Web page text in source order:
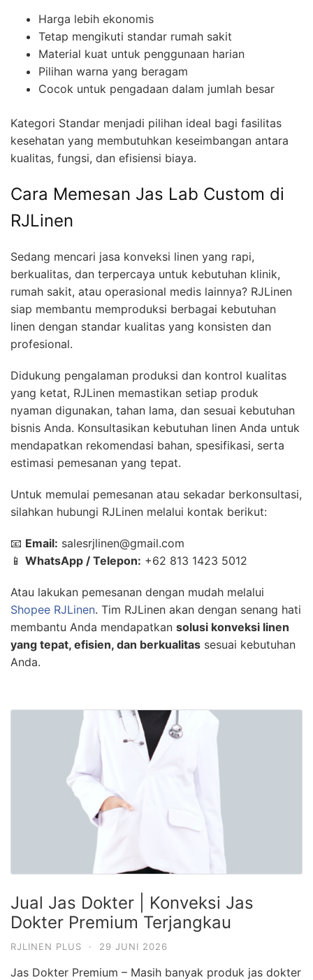
Harga lebih ekonomis
Tetap mengikuti standar rumah sakit
Material kuat untuk penggunaan harian
Pilihan warna yang beragam
Cocok untuk pengadaan dalam jumlah besar
Kategori Standar menjadi pilihan ideal bagi fasilitas
kesehatan yang membutuhkan keseimbangan antara
kualitas, fungsi, dan efisiensi biaya.
Cara Memesan Jas Lab Custom di
RJLinen
Sedang mencari jasa konveksi linen yang rapi,
berkualitas, dan terpercaya untuk kebutuhan klinik,
rumah sakit, atau operasional medis lainnya? RJLinen
siap membantu memproduksi berbagai kebutuhan
linen dengan standar kualitas yang konsisten dan
profesional.
Didukung pengalaman produksi dan kontrol kualitas
yang ketat, RJLinen memastikan setiap produk
nyaman digunakan, tahan lama, dan sesuai kebutuhan
bisnis Anda. Konsultasikan kebutuhan linen Anda untuk
mendapatkan rekomendasi bahan, spesifikasi, serta
estimasi pemesanan yang tepat.
Untuk memulai pemesanan atau sekadar berkonsultasi,
silahkan hubungi RJLinen melalui kontak berikut:
📧 Email: salesrjlinen@gmail.com
📱 WhatsApp / Telepon: +62 813 1423 5012
Atau lakukan pemesanan dengan mudah melalui
Shopee RJLinen. Tim RJLinen akan dengan senang hati
membantu Anda mendapatkan solusi konveksi linen
yang tepat, efisien, dan berkualitas sesuai kebutuhan
Anda.
Jual Jas Dokter | Konveksi Jas
Dokter Premium Terjangkau
RJLINEN PLUS · 29 JUNI 2026
Jas Dokter Premium – Masih banyak produk jas dokter